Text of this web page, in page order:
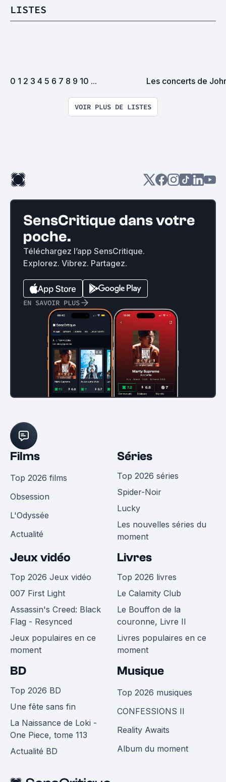
LISTES
0 1 2 3 4 5 6 7 8 9 10 ... Les concerts de
VOIR PLUS DE LISTES
SensCritique dans votre
poche.
Téléchargez l’app SensCritique.
Explorez. Vibrez. Partagez.
EN SAVOIR PLUS
Films
Top 2026 films
Obsession
L'Odyssée
Actualité
Séries
Top 2026 séries
Spider-Noir
Lucky
Les nouvelles séries du
moment
Jeux vidéo
Top 2026 Jeux vidéo
007 First Light
Assassin's Creed: Black
Flag - Resynced
Jeux populaires en ce
moment
Livres
Top 2026 livres
Le Calamity Club
Le Bouffon de la
couronne, Livre II
Livres populaires en ce
moment
BD
Top 2026 BD
Une fête sans fin
La Naissance de Loki -
One Piece, tome 113
Actualité BD
Musique
Top 2026 musiques
CONFESSIONS II
Reality Awaits
Album du moment